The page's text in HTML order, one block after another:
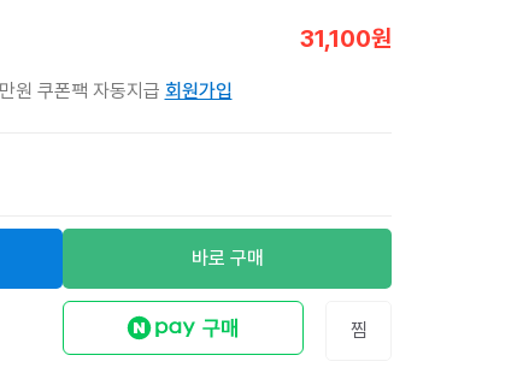
31,100원
원 쿠폰팩 자동지급 회원가입
바로 구매
찜